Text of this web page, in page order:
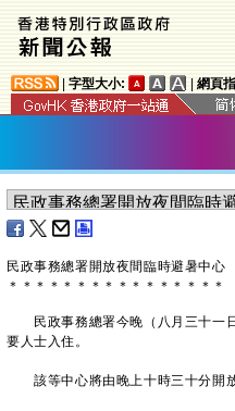
字型大小: 網頁
民政事務總署開放夜間臨時避暑中心
＊ ＊ ＊ ＊ ＊ ＊ ＊ ＊ ＊ ＊ ＊ ＊ ＊ ＊ ＊ ＊
民政事務總署今晚（八月三十一
要人士入住。
該等中心將由晚上十時三十分開放